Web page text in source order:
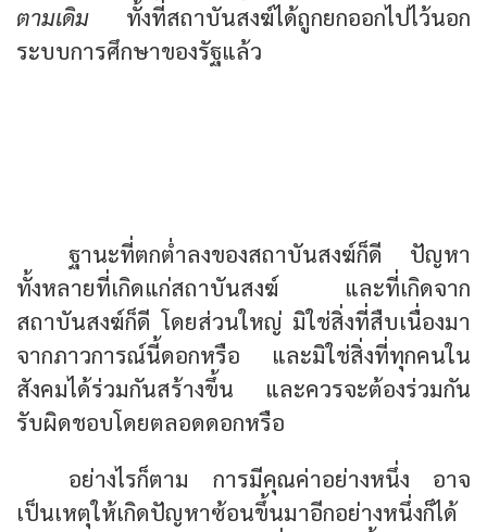
ตามเดิม ทั้งที่สถาบันสงฆ์ได้ถูกยกออกไปไว้นอก
ระบบการศึกษาของรัฐแล้ว
ฐานะที่ตกต่ำลงของสถาบันสงฆ์ก็ดี ปัญหา
ทั้งหลายที่เกิดแก่สถาบันสงฆ์ และที่เกิดจาก
สถาบันสงฆ์ก็ดี โดยส่วนใหญ่ มิใช่สิ่งที่สืบเนื่องมา
จากภาวการณ์นี้ดอกหรือ และมิใช่สิ่งที่ทุกคนใน
สังคมได้ร่วมกันสร้างขึ้น และควรจะต้องร่วมกัน
รับผิดชอบโดยตลอดดอกหรือ
อย่างไรก็ตาม การมีคุณค่าอย่างหนึ่ง อาจ
เป็นเหตุให้เกิดปัญหาซ้อนขึ้นมาอีกอย่างหนึ่งก็ได้